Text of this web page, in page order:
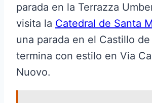
parada en la Terrazza
visita la Catedral de Santa
una parada en el Castillo
termina con estilo en Via
Nuovo.